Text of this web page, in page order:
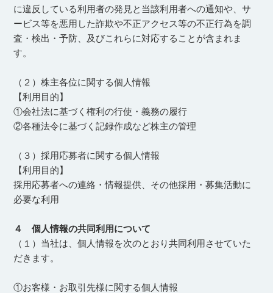
に違反している利用者の発見と当該利用者への通知や、サ
ービス等を悪用した詐欺や不正アクセス等の不正行為を調
査・検出・予防、及びこれらに対応することが含まれま
す。
（２）株主各位に関する個人情報
【利用目的】
①会社法に基づく権利の行使・義務の履行
②各種法令に基づく記録作成など株主の管理
（３）採用応募者に関する個人情報
【利用目的】
採用応募者への連絡・情報提供、その他採用・募集活動に
必要な利用
４ 個人情報の共同利用について
（１）当社は、個人情報を次のとおり共同利用させていた
だきます。
①お客様・お取引先様に関する個人情報